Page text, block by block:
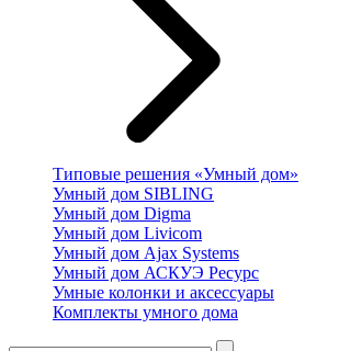
Типовые решения «Умный дом»
Умный дом SIBLING
Умный дом Digma
Умный дом Livicom
Умный дом Ajax Systems
Умный дом АСКУЭ Ресурс
Умные колонки и аксессуары
Комплекты умного дома